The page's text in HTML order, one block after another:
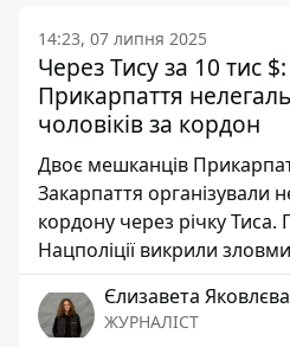
14:23, 07 липня 2025
Через Тису за 10 тис
Прикарпаття
чоловіків за кордон
Двоє мешканців
Закарпаття організували
кордону через річку Тиса.
Нацполіції викрили
Єлизавета Яковлєва
ЖУРНАЛІСТ